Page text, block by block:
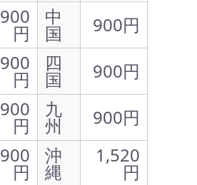
900
円
中
国
900円
900
円
四
国
900円
900
円
九
州
900円
900
円
沖
縄
1,520
円